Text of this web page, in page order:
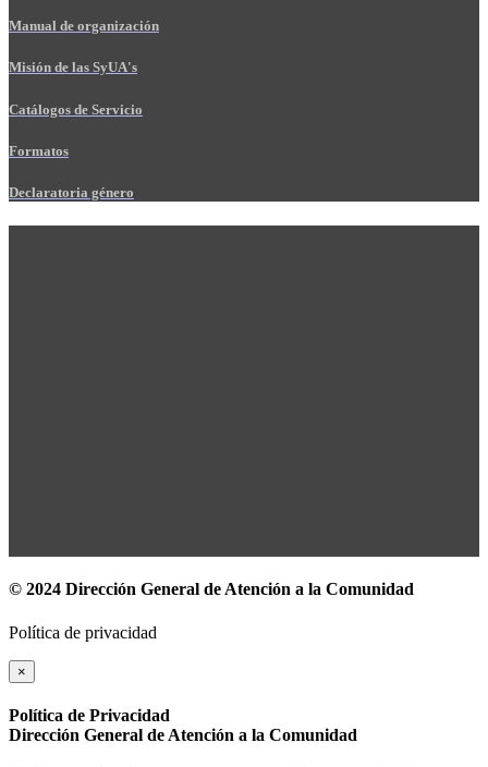
Manual de organización
Misión de las SyUA's
Catálogos de Servicio
Formatos
Declaratoria género
© 2024 Dirección General de Atención a la Comunidad
Política de privacidad
×
Política de Privacidad
Dirección General de Atención a la Comunidad